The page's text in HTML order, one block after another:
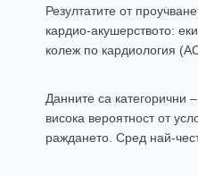
Резултатите от
кардио-акушерството:
колеж по кардиология
Данните са
висока вероятност от
раждането. Сред най-